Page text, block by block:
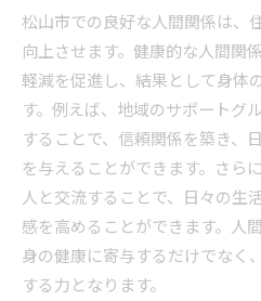
ノンバーバルコミュ
異文化理解を助ける
職場環境での人間関係構
職場での人間関係が
チームワークを促進
ョン
対話の場を作るリー
職場の多様性が生む
フィードバック文化
松山市での良好な人間関係は、
向上させます。健康的な人間関
軽減を促進し、結果として身体
す。例えば、地域のサポートグ
することで、信頼関係を築き、
を与えることができます。さら
人と交流することで、日々の生
感を高めることができます。人
身の健康に寄与するだけでなく
する力となります。